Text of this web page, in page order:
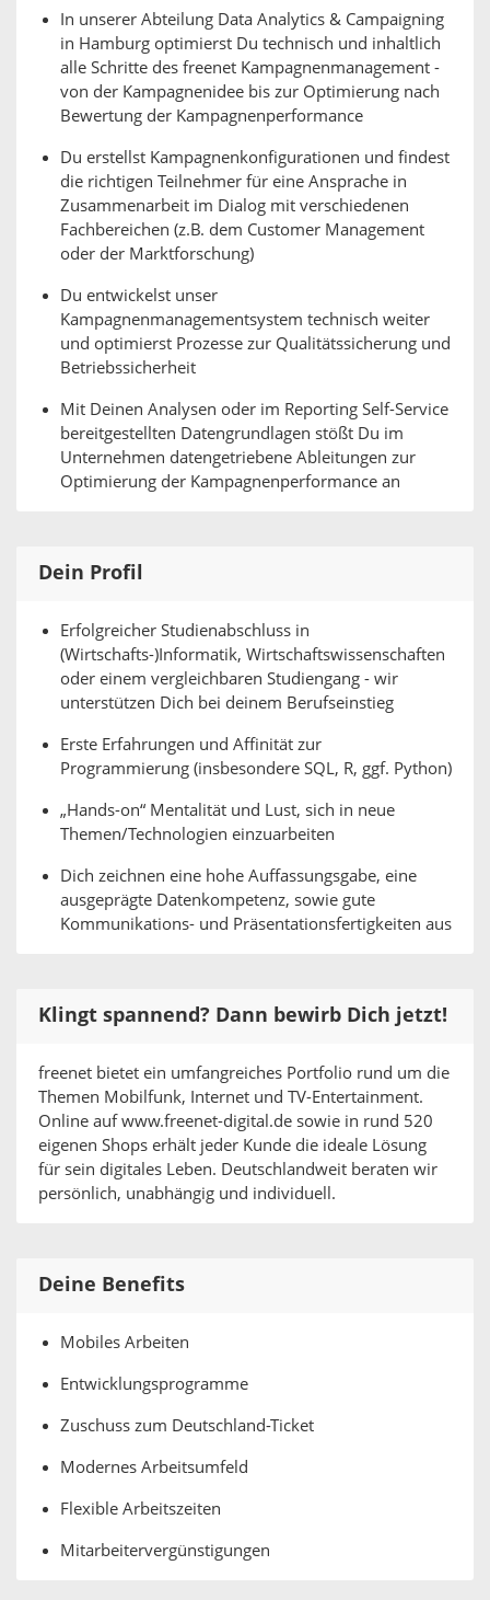
In unserer Abteilung Data Analytics & Campaigning
in Hamburg optimierst Du technisch und inhaltlich
alle Schritte des freenet Kampagnenmanagement -
von der Kampagnenidee bis zur Optimierung nach
Bewertung der Kampagnenperformance
Du erstellst Kampagnenkonfigurationen und findest
die richtigen Teilnehmer für eine Ansprache in
Zusammenarbeit im Dialog mit verschiedenen
Fachbereichen (z.B. dem Customer Management
oder der Marktforschung)
Du entwickelst unser
Kampagnenmanagementsystem technisch weiter
und optimierst Prozesse zur Qualitätssicherung und
Betriebssicherheit
Mit Deinen Analysen oder im Reporting Self-Service
bereitgestellten Datengrundlagen stößt Du im
Unternehmen datengetriebene Ableitungen zur
Optimierung der Kampagnenperformance an
Dein Profil
Erfolgreicher Studienabschluss in
(Wirtschafts-)Informatik, Wirtschaftswissenschaften
oder einem vergleichbaren Studiengang - wir
unterstützen Dich bei deinem Berufseinstieg
Erste Erfahrungen und Affinität zur
Programmierung (insbesondere SQL, R, ggf. Python)
„Hands-on“ Mentalität und Lust, sich in neue
Themen/Technologien einzuarbeiten
Dich zeichnen eine hohe Auffassungsgabe, eine
ausgeprägte Datenkompetenz, sowie gute
Kommunikations- und Präsentationsfertigkeiten aus
Klingt spannend? Dann bewirb Dich jetzt!
freenet bietet ein umfangreiches Portfolio rund um die
Themen Mobilfunk, Internet und TV-Entertainment.
Online auf www.freenet-digital.de sowie in rund 520
eigenen Shops erhält jeder Kunde die ideale Lösung
für sein digitales Leben. Deutschlandweit beraten wir
persönlich, unabhängig und individuell.
Deine Benefits
Mobiles Arbeiten
Entwicklungsprogramme
Zuschuss zum Deutschland-Ticket
Modernes Arbeitsumfeld
Flexible Arbeitszeiten
Mitarbeitervergünstigungen